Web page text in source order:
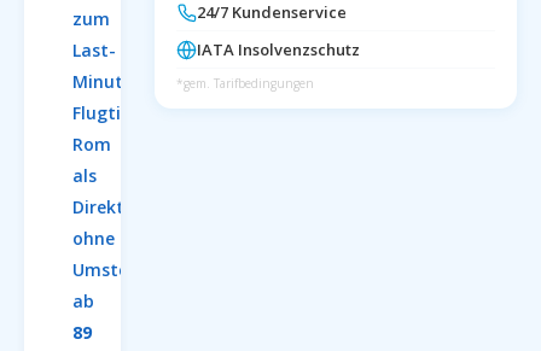
zum
Last-
Minute-
Flugticket.
Rom
als
Direktflug
ohne
Umsteigen,
ab
89
24/7 Kundenservice
IATA Insolvenzschutz
*gem. Tarifbedingungen